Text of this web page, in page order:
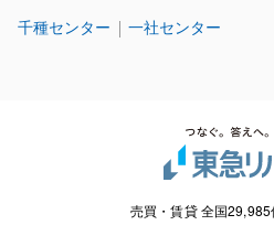
千種センター 一社センター
売買・賃貸 全国